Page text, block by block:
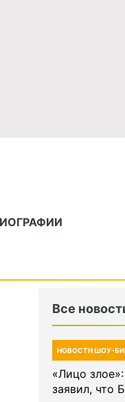
Все
НОВОСТИ ШОУ-
«Лицо
заявил, что